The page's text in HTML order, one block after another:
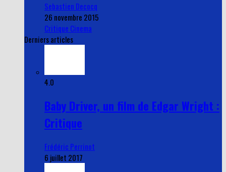
Sebastien Decocq
26 novembre 2015
Critique Cinema
Derniers articles
4.0
Baby Driver, un film de Edgar Wright :
Critique
Frédéric Perrinot
6 juillet 2017